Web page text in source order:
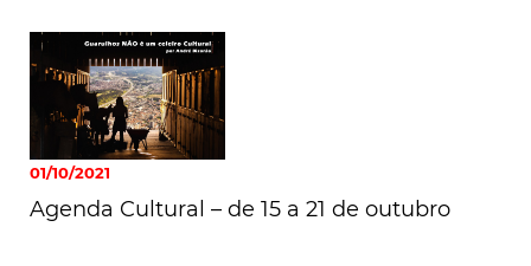
01/10/2021
Agenda Cultural – de 15 a 21 de outubro